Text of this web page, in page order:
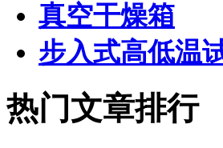
真空干燥箱
步入式高低温
热门文章排行